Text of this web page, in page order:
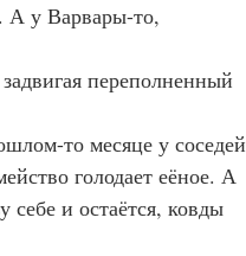
А у Варвары-то,
переполненный
то месяце у соседей
голодает еёное. А
себе и остаётся, ковды